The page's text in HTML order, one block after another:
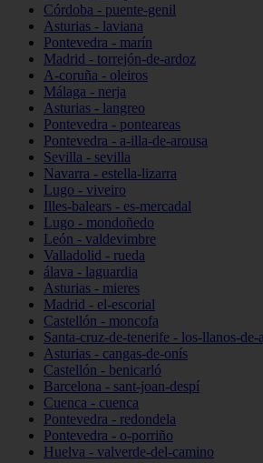
Córdoba - puente-genil
Asturias - laviana
Pontevedra - marín
Madrid - torrejón-de-ardoz
A-coruña - oleiros
Málaga - nerja
Asturias - langreo
Pontevedra - ponteareas
Pontevedra - a-illa-de-arousa
Sevilla - sevilla
Navarra - estella-lizarra
Lugo - viveiro
Illes-balears - es-mercadal
Lugo - mondoñedo
León - valdevimbre
Valladolid - rueda
álava - laguardia
Asturias - mieres
Madrid - el-escorial
Castellón - moncofa
Santa-cruz-de-tenerife - los-llanos-de-
Asturias - cangas-de-onís
Castellón - benicarló
Barcelona - sant-joan-despí
Cuenca - cuenca
Pontevedra - redondela
Pontevedra - o-porriño
Huelva - valverde-del-camino